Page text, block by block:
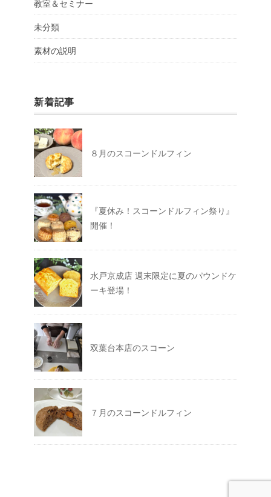
教室＆セミナー
未分類
素材の説明
新着記事
８月のスコーンドルフィン
『夏休み！スコーンドルフィン祭り』
開催！
水戸京成店 週末限定に夏のパウンドケ
ーキ登場！
双葉台本店のスコーン
７月のスコーンドルフィン